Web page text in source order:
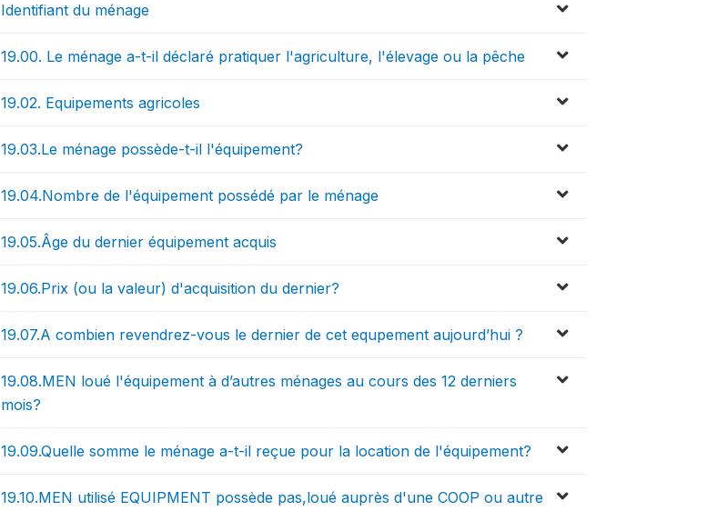
Identifiant du ménage
19.00. Le ménage a-t-il déclaré pratiquer l'agriculture, l'élevage ou la pêche
19.02. Equipements agricoles
19.03.Le ménage possède-t-il l'équipement?
19.04.Nombre de l'équipement possédé par le ménage
19.05.Âge du dernier équipement acquis
19.06.Prix (ou la valeur) d'acquisition du dernier?
19.07.A combien revendrez-vous le dernier de cet equpement aujourd’hui ?
19.08.MEN loué l'équipement à d’autres ménages au cours des 12 derniers
mois?
19.09.Quelle somme le ménage a-t-il reçue pour la location de l'équipement?
19.10.MEN utilisé EQUIPMENT possède pas,loué auprès d'une COOP ou autre